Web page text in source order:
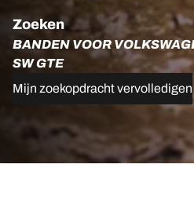
Zoeken
BANDEN VOOR
SW GTE
Mijn zoekopdracht vervolledigen